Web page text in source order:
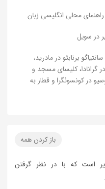
محلی انگلیسی زبان
در سویل
برنابئو در مادرید،
گرانادا، کلیسای مسجد و
در کونسوئگرا و قطار به
باز کردن همه
است که با در نظر گرفتن